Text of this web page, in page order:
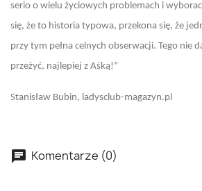
serio o wielu życiowych problemach i
się, że to historia typowa, przekona się, że
przy tym pełna celnych obserwacji. Tego nie
przeżyć, najlepiej z Aśką!”
Stanisław Bubin, ladysclub-magazyn.pl
Komentarze (0)